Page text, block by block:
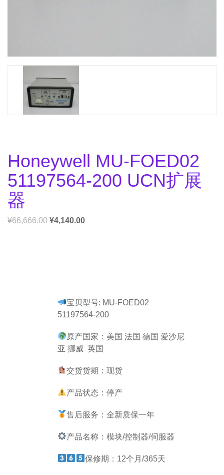
Honeywell MU-FOED02
51197564-200 UCN扩展
器
¥66,666.00 ¥4,140.00
宝贝型号: MU-FOED02
51197564-200
原产国家：美国 法国 德国 爱沙尼
亚 挪威 英国
交货货期：现货
产品状态：停产
售后服务：全新质保一年
产品名称：模块/控制器/伺服器
保修期：12个月/365天